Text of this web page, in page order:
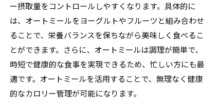
ー摂取量をコントロールしやすくなります。具体的に
は、オートミールをヨーグルトやフルーツと組み合わせ
ることで、栄養バランスを保ちながら美味しく食べるこ
とができます。さらに、オートミールは調理が簡単で、
時短で健康的な食事を実現できるため、忙しい方にも最
適です。オートミールを活用することで、無理なく健康
的なカロリー管理が可能になります。